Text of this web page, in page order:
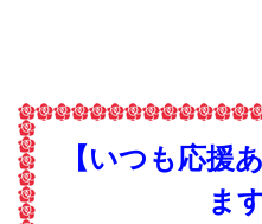
【いつも応援
ま